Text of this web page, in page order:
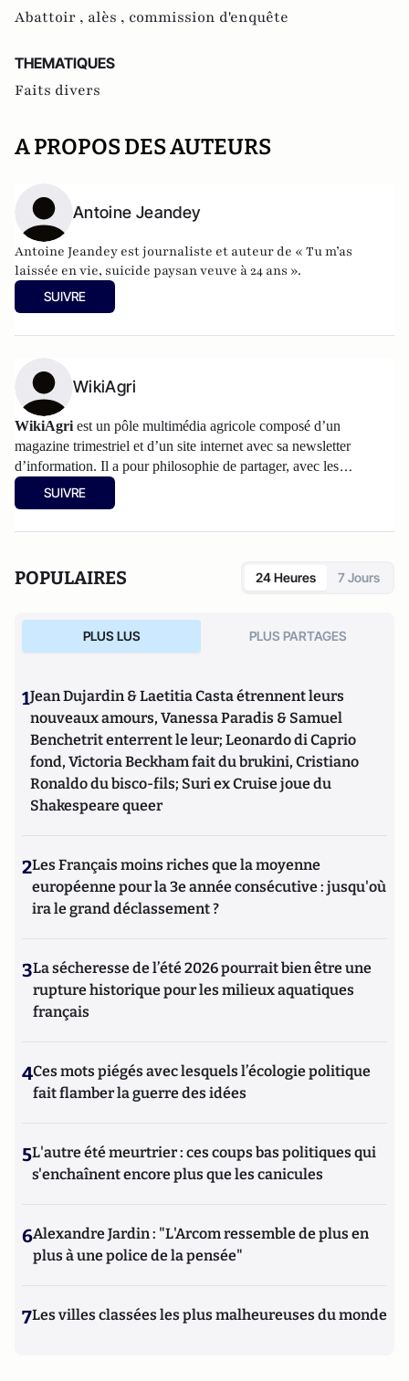
Abattoir , alès , commission d'enquête
THEMATIQUES
Faits divers
A PROPOS DES AUTEURS
Antoine Jeandey
Antoine Jeandey est journaliste et auteur de « Tu m’as
laissée en vie, suicide paysan veuve à 24 ans ».
SUIVRE
WikiAgri
WikiAgri est un pôle multimédia agricole composé d’un
magazine trimestriel et d’un site internet avec sa newsletter
d’information. Il a pour philosophie de partager, avec les
agriculteurs, les informations et les réflexions sur l’agriculture.
Les articles partagés sur Atlantico sont accessibles au grand
SUIVRE
POPULAIRES 24 Heures 7 Jours
PLUS LUS PLUS PARTAGES
1Jean Dujardin & Laetitia Casta étrennent leurs
nouveaux amours, Vanessa Paradis & Samuel
Benchetrit enterrent le leur; Leonardo di Caprio
fond, Victoria Beckham fait du brukini, Cristiano
Ronaldo du bisco-fils; Suri ex Cruise joue du
Shakespeare queer
2Les Français moins riches que la moyenne
européenne pour la 3e année consécutive : jusqu'où
ira le grand déclassement ?
3La sécheresse de l’été 2026 pourrait bien être une
rupture historique pour les milieux aquatiques
français
4Ces mots piégés avec lesquels l’écologie politique
fait flamber la guerre des idées
5L'autre été meurtrier : ces coups bas politiques qui
s'enchaînent encore plus que les canicules
6Alexandre Jardin : "L'Arcom ressemble de plus en
plus à une police de la pensée"
7Les villes classées les plus malheureuses du monde